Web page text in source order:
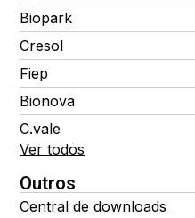
Biopark
Cresol
Fiep
Bionova
C.vale
Ver todos
Outros
Central de downloads